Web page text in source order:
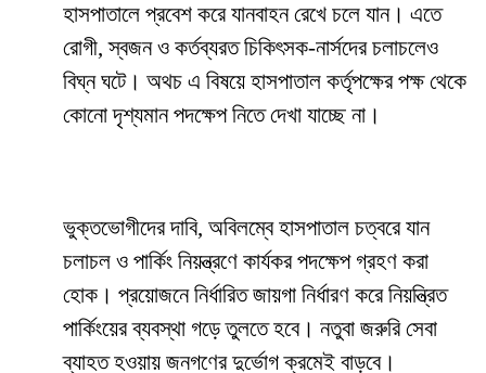
হাসপাতালে প্রবেশ করে যানবাহন রেখে চলে যান। এতে
রোগী, স্বজন ও কর্তব্যরত চিকিৎসক-নার্সদের চলাচলেও
বিঘ্ন ঘটে। অথচ এ বিষয়ে হাসপাতাল কর্তৃপক্ষের পক্ষ থেকে
কোনো দৃশ্যমান পদক্ষেপ নিতে দেখা যাচ্ছে না।
ভুক্তভোগীদের দাবি, অবিলম্বে হাসপাতাল চত্বরে যান
চলাচল ও পার্কিং নিয়ন্ত্রণে কার্যকর পদক্ষেপ গ্রহণ করা
হোক। প্রয়োজনে নির্ধারিত জায়গা নির্ধারণ করে নিয়ন্ত্রিত
পার্কিংয়ের ব্যবস্থা গড়ে তুলতে হবে। নতুবা জরুরি সেবা
ব্যাহত হওয়ায় জনগণের দুর্ভোগ ক্রমেই বাড়বে।